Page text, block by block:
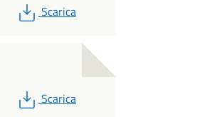
PDF
Scarica
PDF
Scarica